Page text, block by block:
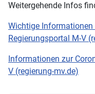
Weitergehende Infos
Wichtige Informationen
Regierungsportal M-V
Informationen zur
V (regierung-mv.de)